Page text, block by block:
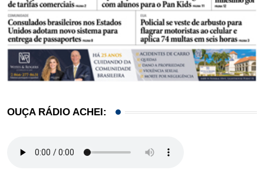
OUÇA RÁDIO ACHEI: